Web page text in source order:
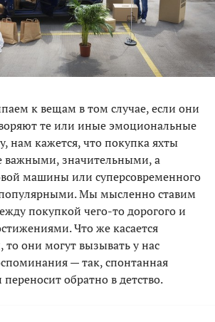
к вещам в том случае, если они
те или иные эмоциональные
нам кажется, что покупка яхты
важными, значительными, а
машины или суперсовременного
Мы мысленно ставим
покупкой чего-то дорогого и
Что же касается
то они могут вызывать у нас
— так, спонтанная
обратно в детство.